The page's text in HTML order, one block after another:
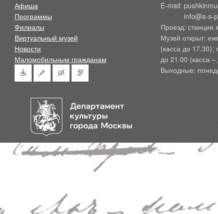
Афиша
Программы
Филиалы
Виртуальный музей
Новости
Маломобильным гражданам
E-mail:
Проезд: станция
Музей открыт:
(касса до 17.30);
до 21.00 (касса
Выходные: